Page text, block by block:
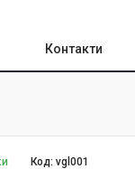
Контакти
Код:vgl001